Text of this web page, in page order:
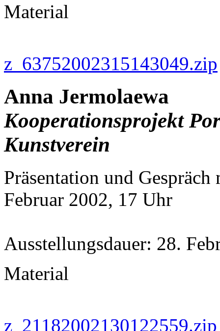
Material
z_63752002315143049.zip
Anna Jermolaewa
Kooperationsprojekt
Kunstverein
Präsentation und
Februar 2002, 17 Uhr
Ausstellungsdauer: 28.
Material
z_21182002130122559.zip